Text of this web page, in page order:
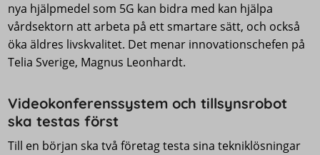
nya hjälpmedel som 5G kan bidra med kan hjälpa
vårdsektorn att arbeta på ett smartare sätt, och också
öka äldres livskvalitet. Det menar innovationschefen på
Telia Sverige, Magnus Leonhardt.
Videokonferenssystem och tillsynsrobot
ska testas först
Till en början ska två företag testa sina tekniklösningar